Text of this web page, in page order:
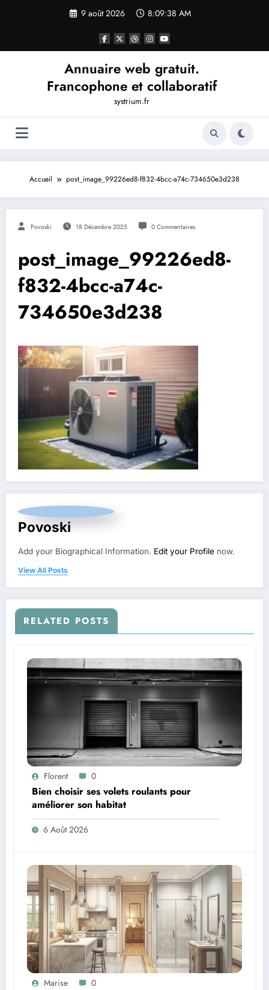
9 août 2026 8:09:38 AM
Annuaire web gratuit.
Francophone et collaboratif
systrium.fr
Accueil post_image_99226ed8-f832-4bcc-a74c-734650e3d238
Povoski 18 Décembre 2025 0 Commentaires
post_image_99226ed8-
f832-4bcc-a74c-
734650e3d238
Povoski
Add your Biographical Information. Edit your Profile now.
View All Posts
RELATED POSTS
Florent 0
Bien choisir ses volets roulants pour
améliorer son habitat
6 Août 2026
Marise 0